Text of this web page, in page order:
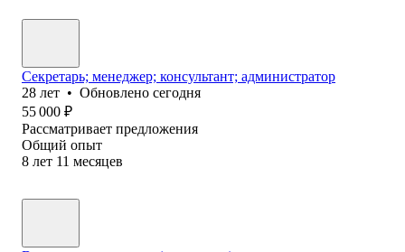
Секретарь; менеджер; консультант; администратор
28 лет • Обновлено сегодня
55 000 ₽
Рассматривает предложения
Общий опыт
8 лет 11 месяцев